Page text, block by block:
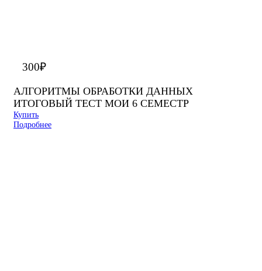
300₽
АЛГОРИТМЫ ОБРАБОТКИ ДАННЫХ
ИТОГОВЫЙ ТЕСТ МОИ 6 СЕМЕСТР
Купить
Подробнее